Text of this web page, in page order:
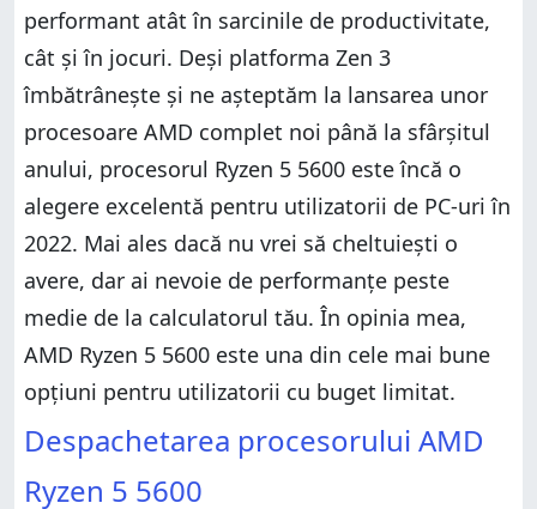
performant atât în sarcinile de productivitate,
cât și în jocuri. Deși platforma Zen 3
îmbătrânește și ne așteptăm la lansarea unor
procesoare AMD complet noi până la sfârșitul
anului, procesorul Ryzen 5 5600 este încă o
alegere excelentă pentru utilizatorii de PC-uri în
2022. Mai ales dacă nu vrei să cheltuiești o
avere, dar ai nevoie de performanțe peste
medie de la calculatorul tău. În opinia mea,
AMD Ryzen 5 5600 este una din cele mai bune
opțiuni pentru utilizatorii cu buget limitat.
Despachetarea procesorului AMD
Ryzen 5 5600